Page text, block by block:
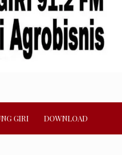
GIRI DOWNLOAD